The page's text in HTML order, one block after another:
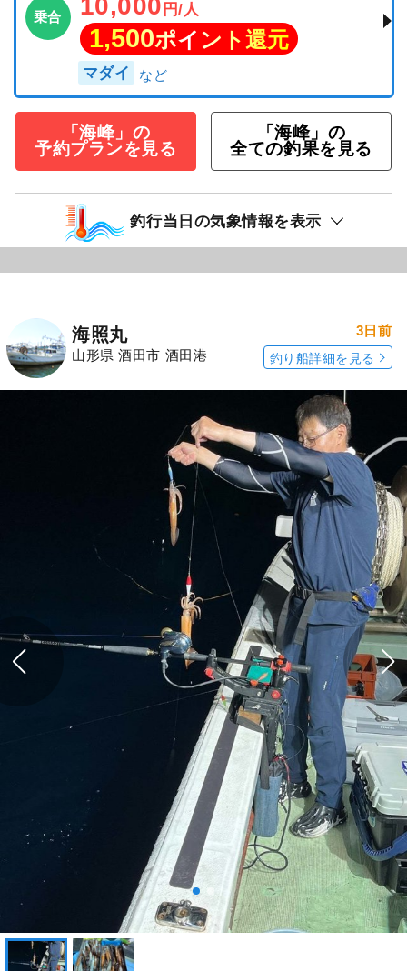
乗合 10,000 円/人
1,500ポイント還元
マダイ
「海峰」の
予約プランを見る
「海峰」の
全ての釣果を見る
釣行当日の気象情報を表示
海照丸
山形県 酒田市 酒田港
3日前
釣り船詳細を見る